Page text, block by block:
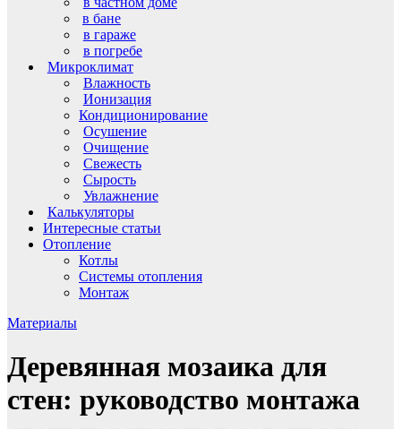
в бане
в гараже
в погребе
Микроклимат
Влажность
Ионизация
Кондиционирование
Осушение
Очищение
Свежесть
Сырость
Увлажнение
Калькуляторы
Интересные статьи
Отопление
Котлы
Системы отопления
Монтаж
Материалы
Деревянная мозаика для
стен: руководство монтажа